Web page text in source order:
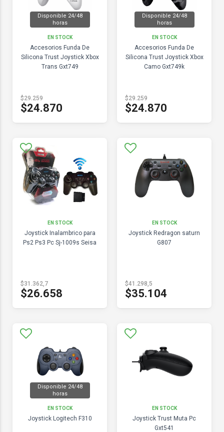
Disponible 24/48
horas
EN STOCK
Accesorios Funda De
Silicona Trust Joystick Xbox
Trans Gxt749
$29.259
$24.870
Disponible 24/48
horas
EN STOCK
Accesorios Funda De
Silicona Trust Joystick Xbox
Camo Gxt749k
$29.259
$24.870
EN STOCK
Joystick Inalambrico para
Ps2 Ps3 Pc Sj-1009s Seisa
$31.362,7
$26.658
EN STOCK
Joystick Redragon saturn
G807
$41.298,5
$35.104
Disponible 24/48
horas
EN STOCK
Joystick Logitech F310
EN STOCK
Joystick Trust Muta Pc
Gxt541